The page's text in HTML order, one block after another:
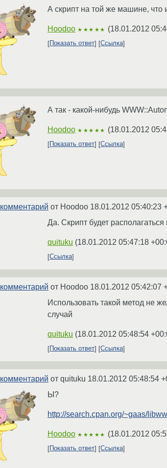
А скрипт на той же машине, что
Hoodoo ★★★★★ (18.01.2012
Показать ответ Ссылка
А так - какой-нибудь
Hoodoo ★★★★★ (18.01.2012
Показать ответ Ссылка
комментарий от Hoodoo 18.01.2012 05:40:23
Да. Скрипт будет
quituku (18.01.2012 05:47:18
Ссылка
комментарий от Hoodoo 18.01.2012 05:42:07
Использовать такой метод не
случай
quituku (18.01.2012 05:48:54
Показать ответ
Ссылка
комментарий от quituku 18.01.2012 05:48:54
Ы?
http://search.cpan.org/~gaas/
Hoodoo ★★★★★ (18.01.2012
Показать ответ Ссылка